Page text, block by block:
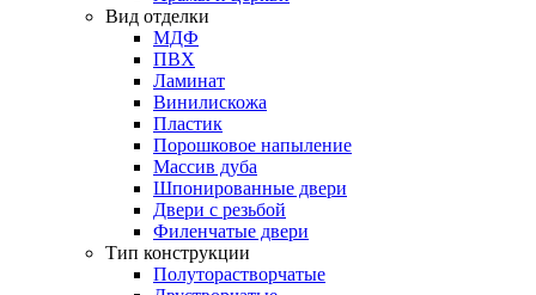
Вид отделки
МДФ
ПВХ
Ламинат
Винилискожа
Пластик
Порошковое напыление
Массив дуба
Шпонированные двери
Двери с резьбой
Филенчатые двери
Тип конструкции
Полуторастворчатые